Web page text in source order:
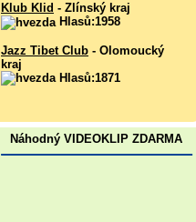
Klub Klid - Zlínský kraj
Hlasů:1958
Jazz Tibet Club - Olomoucký
kraj
Hlasů:1871
Náhodný VIDEOKLIP ZDARMA